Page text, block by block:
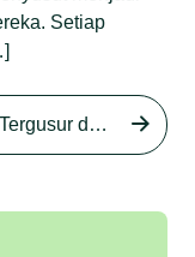
Setiap
Kisah Orangutan Sumatera yang Tergusur dari Rumah Sendiri series